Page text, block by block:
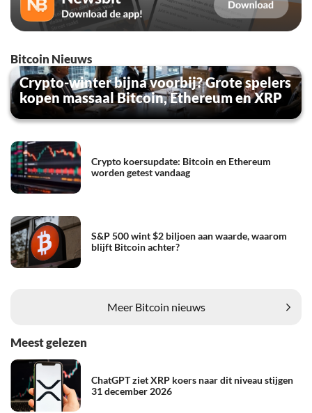
Bitcoin Nieuws
Crypto-winter bijna voorbij? Grote spelers
kopen massaal Bitcoin, Ethereum en XRP
Crypto koersupdate: Bitcoin en Ethereum
worden getest vandaag
S&P 500 wint $2 biljoen aan waarde, waarom
blijft Bitcoin achter?
Meer Bitcoin nieuws
Meest gelezen
ChatGPT ziet XRP koers naar dit niveau stijgen
31 december 2026